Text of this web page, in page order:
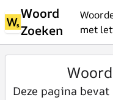
Woord
Zoeken
met
Deze pagina bevat